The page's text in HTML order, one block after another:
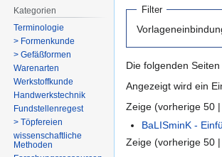
Filter
Die folgenden
Angezeigt wird ein
Zeige (vorherige 50
BaLISminK -
Zeige (vorherige 50
Kategorien
Terminologie
> Formenkunde
> Gefäßformen
Warenarten
Werkstoffkunde
Handwerkstechnik
Fundstellenregest
> Töpfereien
wissenschaftliche
Methoden